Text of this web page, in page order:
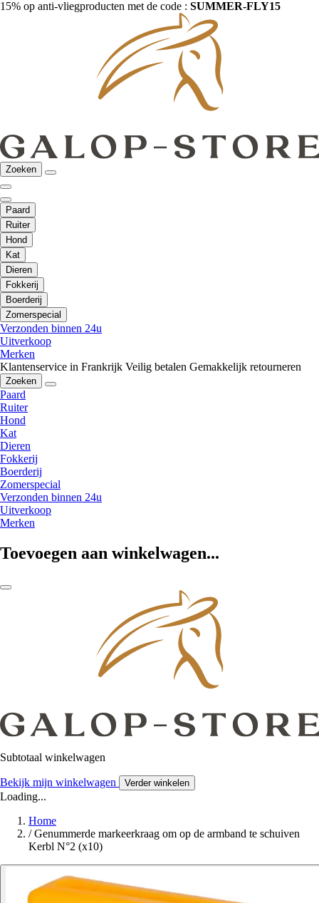
15% op anti-vliegproducten met de code : SUMMER-FLY15
Zoeken
Paard
Ruiter
Hond
Kat
Dieren
Fokkerij
Boerderij
Zomerspecial
Verzonden binnen 24u
Uitverkoop
Merken
Klantenservice in Frankrijk Veilig betalen Gemakkelijk retourneren
Zoeken
Paard
Ruiter
Hond
Kat
Dieren
Fokkerij
Boerderij
Zomerspecial
Verzonden binnen 24u
Uitverkoop
Merken
Toevoegen aan winkelwagen...
Subtotaal winkelwagen
Bekijk mijn winkelwagen Verder winkelen
Loading...
Home
/ Genummerde markeerkraag om op de armband te schuiven
Kerbl N°2 (x10)